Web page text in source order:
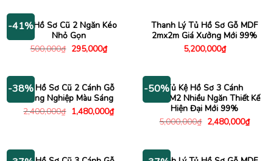
-41%Tủ Hồ Sơ Cũ 2 Ngăn Kéo
Nhỏ Gọn
500,000₫ Giá
295,000₫Giá
hiện
295,000₫.
Thanh Lý Tủ Hồ Sơ Gỗ MDF
2mx2m Giá Xưởng Mới 99%
5,200,000₫
-38%Tủ Hồ Sơ Cũ 2 Cánh Gỗ
Công Nghiệp Màu Sáng
2,400,000₫ Giá
gốc
1,480,000₫Giá
hiện
-50%Tủ Kệ Hồ Sơ 3 Cánh
2Mx1M2 Nhiều Ngăn Thiết Kế
Hiện Đại Mới 99%
5,000,000₫ Giá
gốc
2,480,000₫Giá
hiện